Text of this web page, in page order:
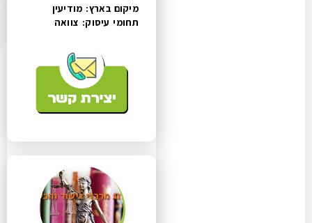
מיקום בארץ: מודיעין
תחומי עיסוק: צוואה